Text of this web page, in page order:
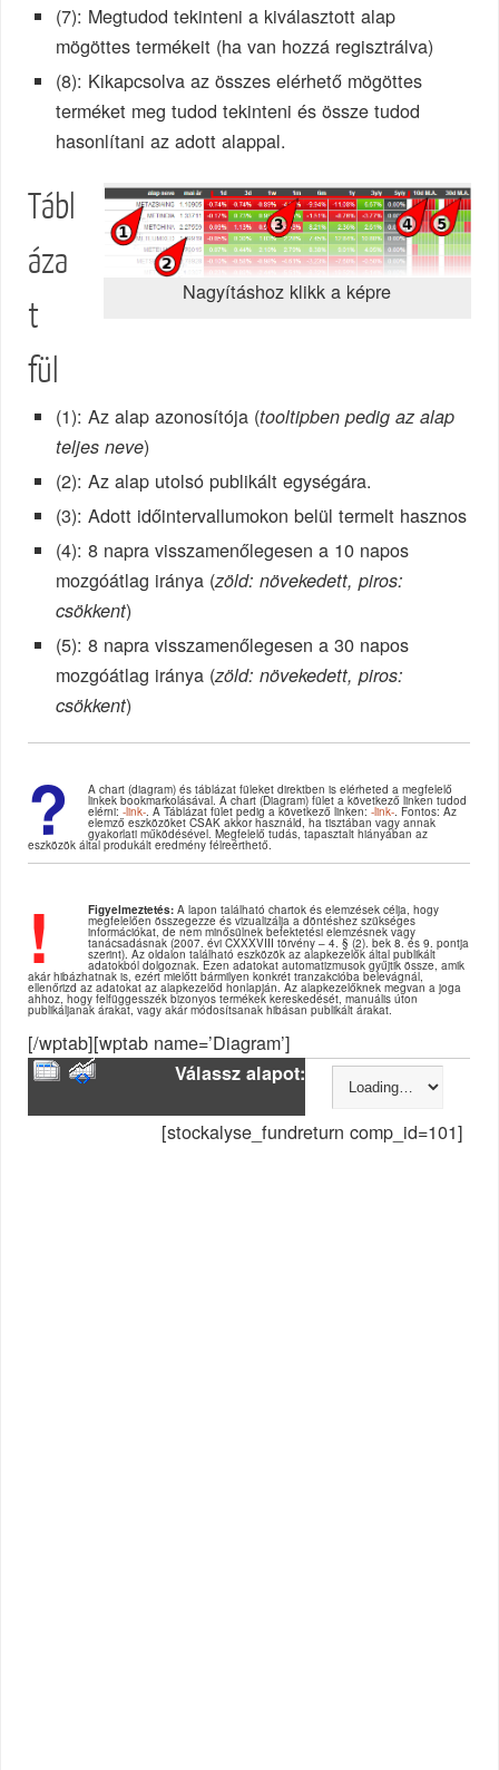
(7): Megtudod tekinteni a kiválasztott alap
mögöttes termékeit (ha van hozzá regisztrálva)
(8): Kikapcsolva az összes elérhető mögöttes
terméket meg tudod tekinteni és össze tudod
hasonlítani az adott alappal.
Nagyításhoz klikk a képre
Tábl
áza
t
fül
(1): Az alap azonosítója (tooltipben pedig az alap
teljes neve)
(2): Az alap utolsó publikált egységára.
(3): Adott időintervallumokon belül termelt hasznos
(4): 8 napra visszamenőlegesen a 10 napos
mozgóátlag iránya (zöld: növekedett, piros:
csökkent)
(5): 8 napra visszamenőlegesen a 30 napos
mozgóátlag iránya (zöld: növekedett, piros:
csökkent)
?A chart (diagram) és táblázat füleket direktben is elérheted a megfelelő
linkek bookmarkolásával. A chart (Diagram) fület a következő linken tudod
elérni:-link- . A Táblázat fület pedig a következő linken:-link- . Fontos: Az
elemző eszközöket CSAK akkor használd, ha tisztában vagy annak
gyakorlati működésével. Megfelelő tudás, tapasztalt hiányában az
eszközök által produkált eredmény félreérthető.
!Figyelmeztetés: A lapon található chartok és elemzések célja, hogy
megfelelően összegezze és vizualizálja a döntéshez szükséges
információkat, de nem minősülnek befektetési elemzésnek vagy
tanácsadásnak (2007. évi CXXXVIII törvény – 4. § (2). bek 8. és 9. pontja
szerint). Az oldalon található eszközök az alapkezelők által publikált
adatokból dolgoznak. Ezen adatokat automatizmusok gyűjtik össze, amik
akár hibázhatnak is, ezért mielőtt bármilyen konkrét tranzakcióba belevágnál,
ellenőrizd az adatokat az alapkezelőd honlapján. Az alapkezelőknek megvan a joga
ahhoz, hogy felfüggesszék bizonyos termékek kereskedését, manuális úton
publikáljanak árakat, vagy akár módosítsanak hibásan publikált árakat.
[/wptab][wptab name=’Diagram’]
Válassz alapot:
[stockalyse_fundreturn comp_id=101]